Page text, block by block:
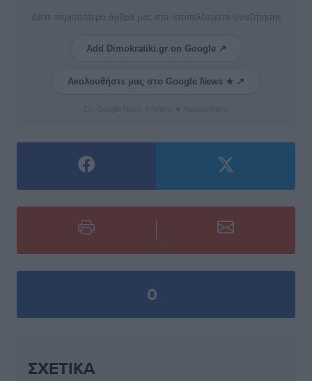
Δείτε περισσότερα άρθρα μας στα αποτελέσματα αναζήτησης
Add Dimokratiki.gr on Google ↗
Ακολουθήστε μας στο Google News ★ ↗
0
ΣΧΕΤΙΚΆ